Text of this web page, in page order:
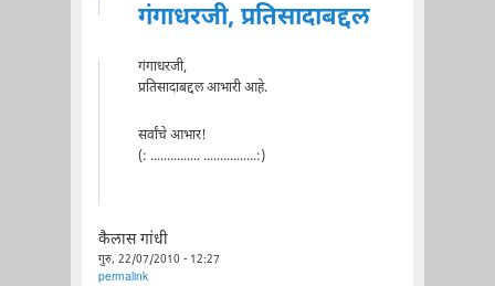
गंगाधरजी, प्रतिसादाबद्दल
गंगाधरजी,
प्रतिसादाबद्दल आभारी आहे.
सर्वांचे आभार!
(: ............... ................:)
कैलास गांधी
गुरु, 22/07/2010 - 12:27
permalink